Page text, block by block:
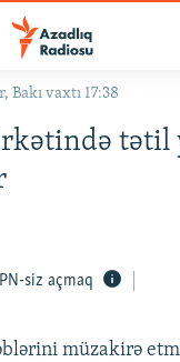
vaxtı 17:38
tətil
siz açmaq
müzakirə